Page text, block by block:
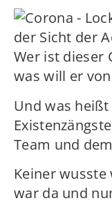
Wer ist dieser
was will er
Und was
Team und
Keiner
war da und